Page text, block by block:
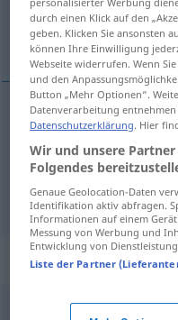
opdringen
Beispiele
(sich) (DAT)
(zich)opdringen(aan)
Synonyme
durch einen Klick auf den
geben. Klicken Sie ansonsten
können Ihre Einwilligung
Webseite widerrufen. Wenn
und den
Button „Mehr Optionen“.
Datenverarbeitung
Datenschutzerklärung. Hier
Wir und unsere
Folgendes
Genaue Geolocation-Daten
Identifikation aktiv abfragen.
Informationen auf einem
Messung von Werbung und
Entwicklung von
Liste der Partner